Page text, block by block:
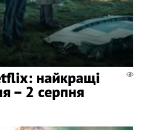
найкращі
– 2 серпня